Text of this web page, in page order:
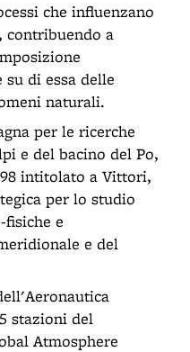
che influenzano
a
di essa delle
naturali.
per le ricerche
e del bacino del Po,
intitolato a Vittori,
per lo studio
e
e del
stazioni del
Atmosphere